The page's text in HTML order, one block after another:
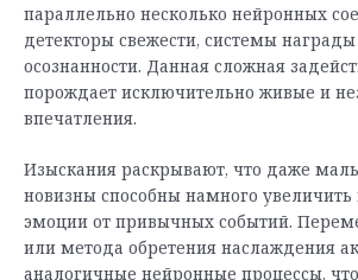
параллельно несколько нейронных
детекторы свежести, системы
осознанности. Данная сложная
порождает исключительно живые и
впечатления.
Изыскания раскрывают, что даже
новизны способны намного
эмоции от привычных событий.
или метода обретения наслаждения
аналогичные нейронные процессы,